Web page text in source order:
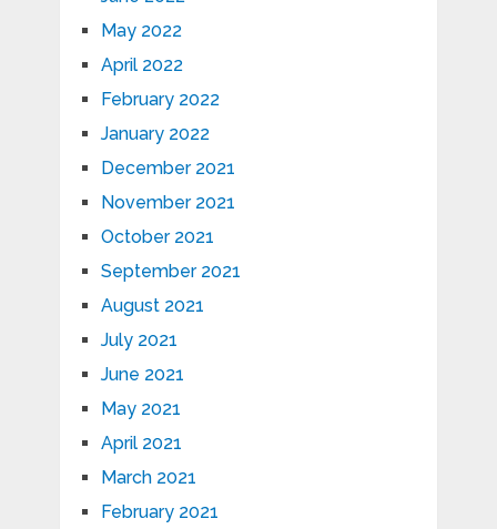
May 2022
April 2022
February 2022
January 2022
December 2021
November 2021
October 2021
September 2021
August 2021
July 2021
June 2021
May 2021
April 2021
March 2021
February 2021